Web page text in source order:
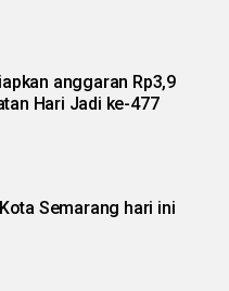
anggaran Rp3,9
Hari Jadi ke-477
Semarang hari ini